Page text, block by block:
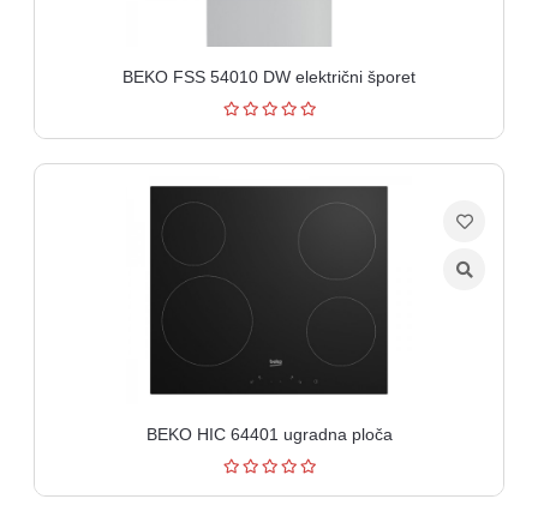
BEKO FSS 54010 DW električni šporet
BEKO HIC 64401 ugradna ploča